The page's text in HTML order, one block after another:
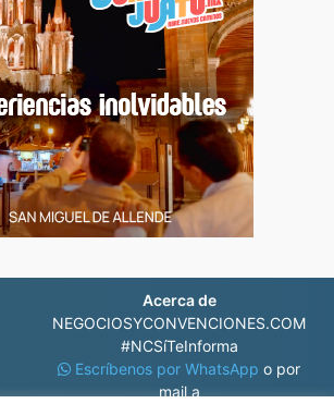
Acerca de
NEGOCIOSYCONVENCIONES.COM
#NCSíTeInforma
Escríbenos por WhatsAppo por
mail a